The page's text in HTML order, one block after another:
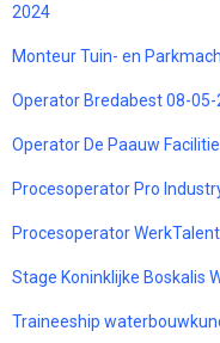
2024
Monteur Tuin- en
Operator Bredabest 08-
Operator De Paauw
Procesoperator Pro
Procesoperator
Stage Koninklijke Boskalis
Traineeship